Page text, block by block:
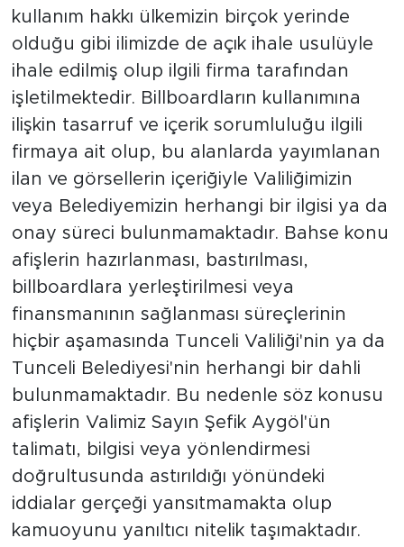
kullanım hakkı ülkemizin birçok yerinde
olduğu gibi ilimizde de açık ihale usulüyle
ihale edilmiş olup ilgili firma tarafından
işletilmektedir. Billboardların kullanımına
ilişkin tasarruf ve içerik sorumluluğu ilgili
firmaya ait olup, bu alanlarda yayımlanan
ilan ve görsellerin içeriğiyle Valiliğimizin
veya Belediyemizin herhangi bir ilgisi ya da
onay süreci bulunmamaktadır. Bahse konu
afişlerin hazırlanması, bastırılması,
billboardlara yerleştirilmesi veya
finansmanının sağlanması süreçlerinin
hiçbir aşamasında Tunceli Valiliği'nin ya da
Tunceli Belediyesi'nin herhangi bir dahli
bulunmamaktadır. Bu nedenle söz konusu
afişlerin Valimiz Sayın Şefik Aygöl'ün
talimatı, bilgisi veya yönlendirmesi
doğrultusunda astırıldığı yönündeki
iddialar gerçeği yansıtmamakta olup
kamuoyunu yanıltıcı nitelik taşımaktadır.